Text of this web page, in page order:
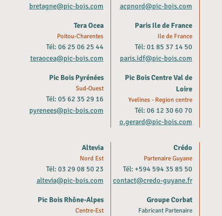
bretagne@pic-bois.com
Tera Ocea
Poitou-Charentes
Tél: 06 25 06 25 44
teraocea@pic-bois.com
Pic Bois Pyrénées
Sud-Ouest
Tél: 05 62 35 29 16
pyrenees@pic-bois.com
acpnord@pic-bois.com
Paris Ile de France
Ile de France
Tél: 01 85 37 14 50
paris.idf@pic-bois.com
Pic Bois Centre Val de
Loire
Yvelines - Region centre
Tél: 06 12 30 60 70
o.gerard@pic-bois.com
Altevia
Nord Est
Tél: 03 29 08 50 23
altevia@pic-bois.com
Pic Bois Rhône-Alpes
Centre-Est
Crédo
Partenaire Guyane
Tél: +594 594 35 85 50
contact@credo-guyane.fr
Groupe Corbat
Fabricant Partenaire